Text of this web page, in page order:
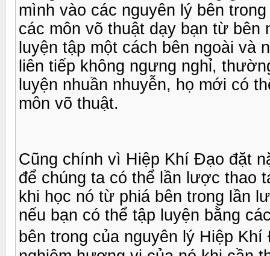
mình vào các nguyên lý bên
các môn võ thuật dạy bạn từ
luyện tập một cách bên ngoài và
liên tiếp không ngưng nghỉ,
luyện nhuần nhuyễn, họ mới có
môn võ thuật.
Cũng chính vì Hiệp Khí Đạo đặt
để chúng ta có thể lần lược thao
khi học nó từ phiá bên trong lần
nếu bạn có thể tập luyện bằng
bên trong của nguyên lý Hiệp